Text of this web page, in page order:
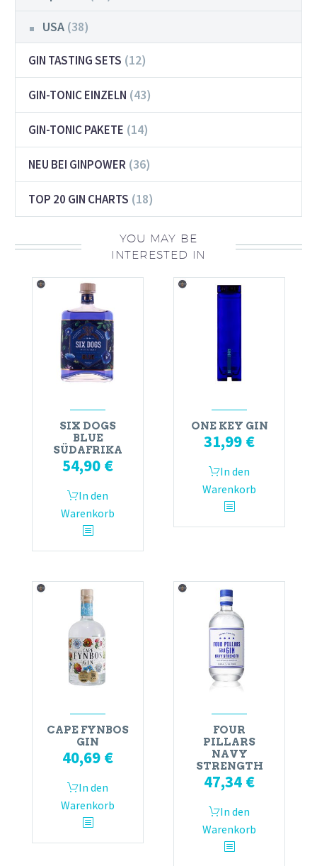
USA (38)
GIN TASTING SETS (12)
GIN-TONIC EINZELN (43)
GIN-TONIC PAKETE (14)
NEU BEI GINPOWER (36)
TOP 20 GIN CHARTS (18)
YOU MAY BE
INTERESTED IN
SIX DOGS
BLUE
SÜDAFRIKA
54,90 €
In den
Warenkorb
ONE KEY GIN
31,99 €
In den
Warenkorb
CAPE FYNBOS
GIN
40,69 €
In den
Warenkorb
FOUR
PILLARS
NAVY
STRENGTH
47,34 €
In den
Warenkorb